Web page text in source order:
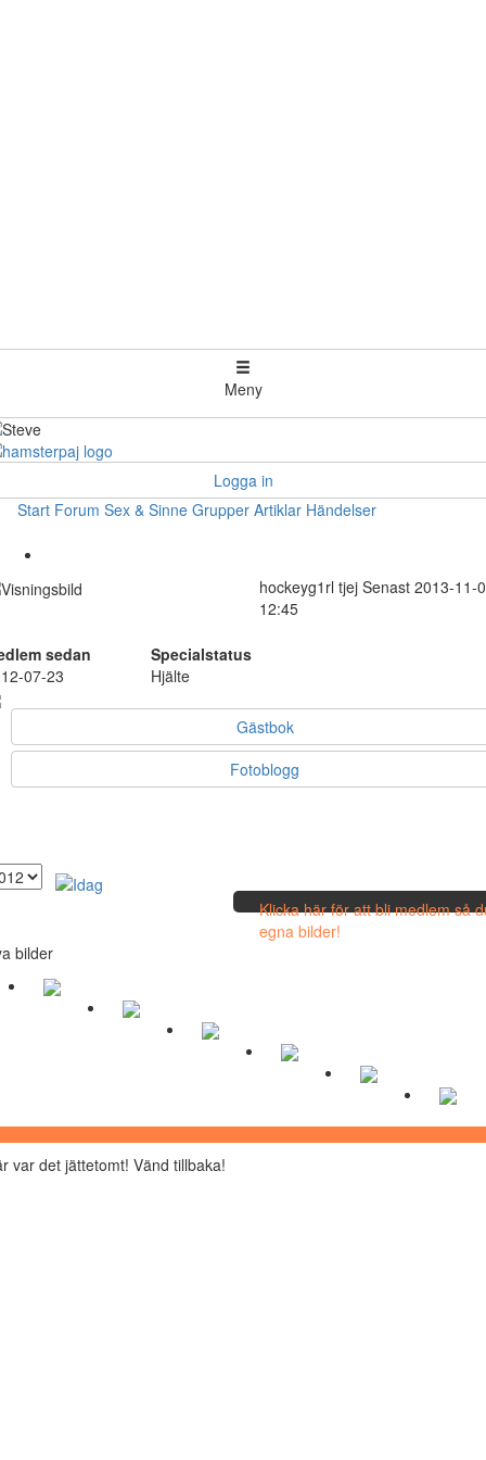
Meny
Logga in
Start Forum Sex & Sinne Grupper Artiklar Händelser
hockeyg1rl tjej Senast 2013-11-
12:45
sedan
Specialstatus
07-23
Hjälte
Gästbok
Fotoblogg
Klicka här för att bli medlem så
egna bilder!
bilder
var det jättetomt! Vänd tillbaka!